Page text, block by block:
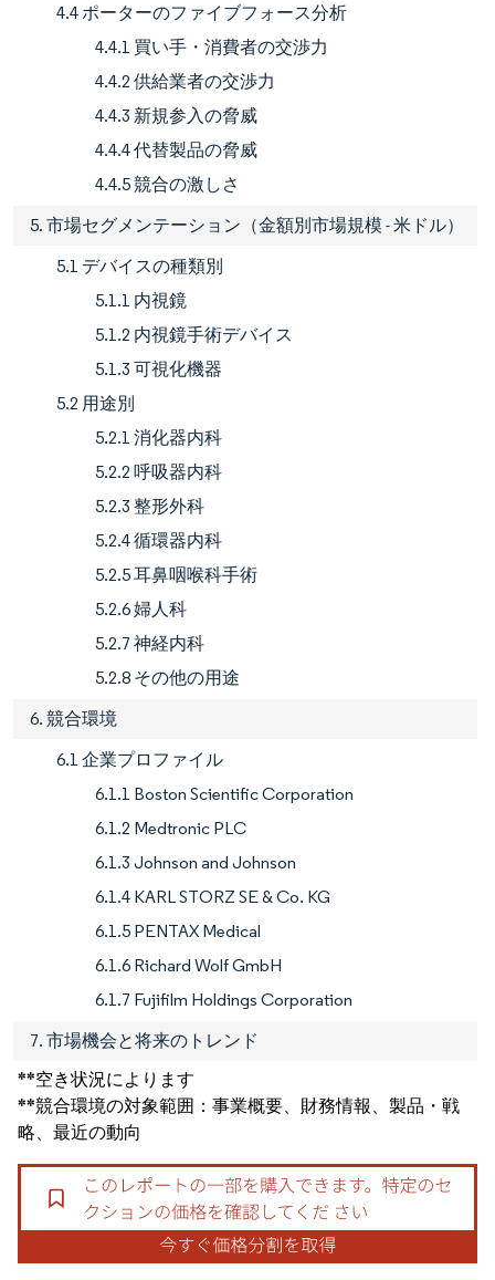
4.4 ポーターのファイブフォース分析
4.4.1 買い手・消費者の交渉力
4.4.2 供給業者の交渉力
4.4.3 新規参入の脅威
4.4.4 代替製品の脅威
4.4.5 競合の激しさ
5. 市場セグメンテーション（金額別市場規模 - 米ドル）
5.1 デバイスの種類別
5.1.1 内視鏡
5.1.2 内視鏡手術デバイス
5.1.3 可視化機器
5.2 用途別
5.2.1 消化器内科
5.2.2 呼吸器内科
5.2.3 整形外科
5.2.4 循環器内科
5.2.5 耳鼻咽喉科手術
5.2.6 婦人科
5.2.7 神経内科
5.2.8 その他の用途
6. 競合環境
6.1 企業プロファイル
6.1.1 Boston Scientific Corporation
6.1.2 Medtronic PLC
6.1.3 Johnson and Johnson
6.1.4 KARL STORZ SE & Co. KG
6.1.5 PENTAX Medical
6.1.6 Richard Wolf GmbH
6.1.7 Fujifilm Holdings Corporation
7. 市場機会と将来のトレンド
**空き状況によります
**競合環境の対象範囲：事業概要、財務情報、製品・戦
略、最近の動向